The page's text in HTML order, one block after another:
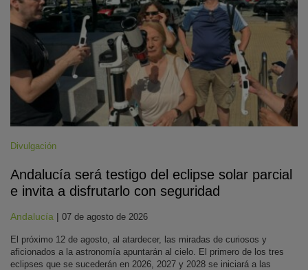
Divulgación
Andalucía será testigo del eclipse solar parcial
e invita a disfrutarlo con seguridad
Andalucía | 07 de agosto de 2026
El próximo 12 de agosto, al atardecer, las miradas de curiosos y
aficionados a la astronomía apuntarán al cielo. El primero de los tres
eclipses que se sucederán en 2026, 2027 y 2028 se iniciará a las